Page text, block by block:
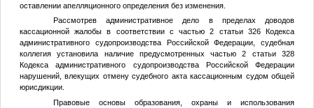
оставлении апелляционного определения без изменения.
Рассмотрев административное дело в пределах доводов
кассационной жалобы в соответствии с частью 2 статьи 326 Кодекса
административного судопроизводства Российской Федерации, судебная
коллегия установила наличие предусмотренных частью 2 статьи 328
Кодекса административного судопроизводства Российской Федерации
нарушений, влекущих отмену судебного акта кассационным судом общей
юрисдикции.
Правовые основы образования, охраны и использования